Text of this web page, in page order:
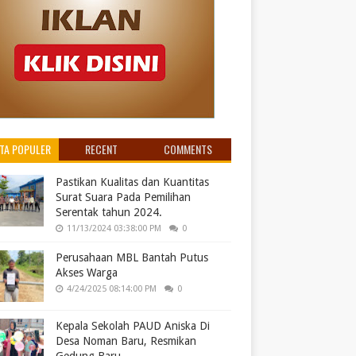
POPULER RECENT COMMENTS
Pastikan Kualitas dan Kuantitas
Surat Suara Pada Pemilihan
Serentak tahun 2024.
11/13/2024 03:38:00 PM 0
Perusahaan MBL Bantah Putus
Akses Warga
4/24/2025 08:14:00 PM 0
Kepala Sekolah PAUD Aniska Di
Desa Noman Baru, Resmikan